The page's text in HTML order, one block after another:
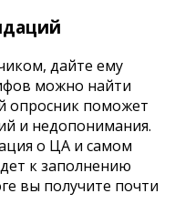
дайте ему
можно найти
опросник поможет
и недопонимания.
о ЦА и самом
к заполнению
вы получите почти